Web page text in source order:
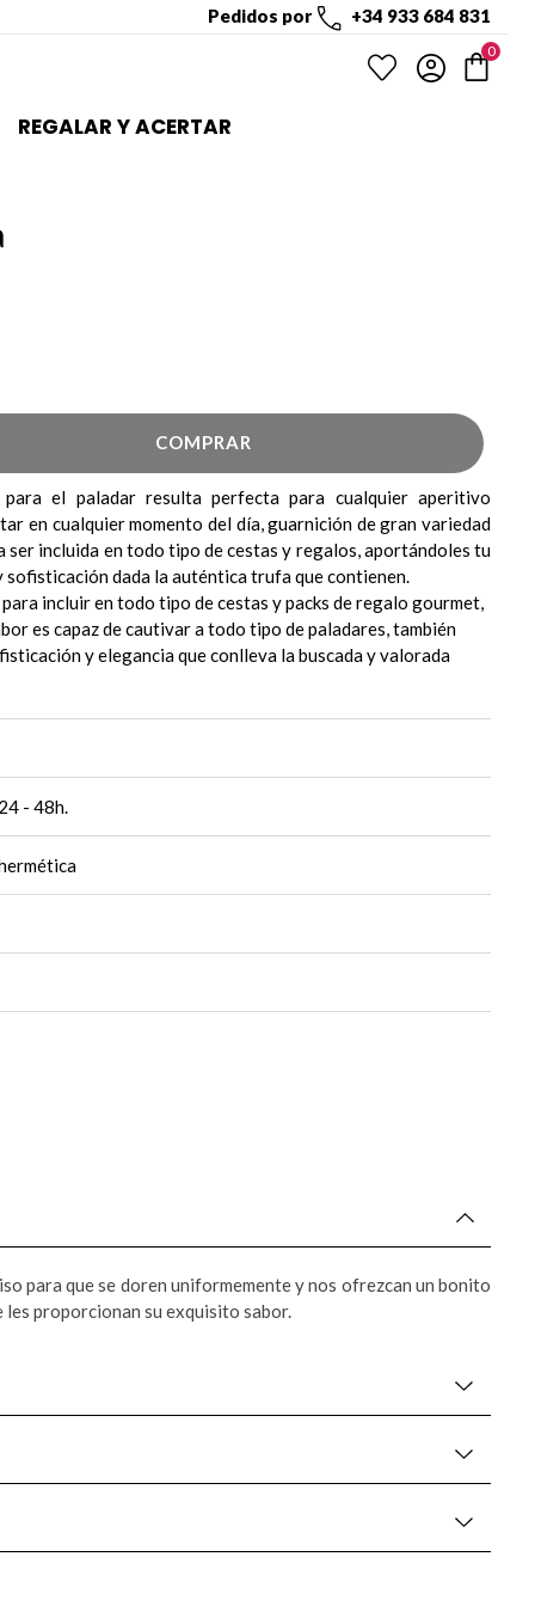
Pedidos por +34 933 684 831
0
REGALAR Y ACERTAR
COMPRAR
para el paladar resulta perfecta para cualquier aperitivo
en cualquier momento del día, guarnición de gran variedad
ser incluida en todo tipo de cestas y regalos, aportándoles tu
sofisticación dada la auténtica trufa que contienen.
incluir en todo tipo de cestas y packs de regalo gourmet,
es capaz de cautivar a todo tipo de paladares, también
y elegancia que conlleva la buscada y valorada
- 48h.
para que se doren uniformemente y nos ofrezcan un bonito
proporcionan su exquisito sabor.